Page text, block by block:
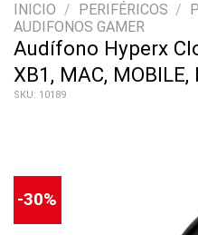
INICIO / PERIFÉRICOS /
AUDIFONOS GAMER
Audífono Hyperx
XB1, MAC, MOBILE,
SKU: 10189
-30%